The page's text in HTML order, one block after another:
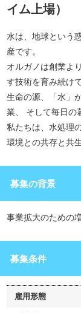
イム上場）
水は、地球という
産です。
オルガノは創業よ
す技術を育み続け
生命の源、「水」
業、 そして毎日の
私たちは、水処理
環境との共存と共
募集の背景
事業拡大のための
募集条件
雇用形態